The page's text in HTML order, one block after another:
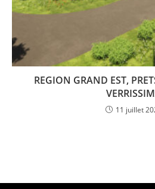
REGION GRAND EST,
11 juillet